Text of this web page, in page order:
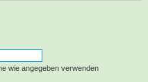
wie angegeben verwenden